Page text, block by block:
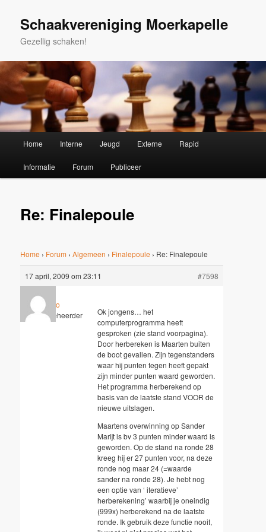
primaire
Schaakvereniging Moerkapelle
Gezellig schaken!
Home Interne Jeugd Externe Rapid
Informatie Forum Publiceer
Re: Finalepoule
Home › Forum › Algemeen › Finalepoule › Re: Finalepoule
17 april, 2009 om 23:11 #7598
Hugo
Sleutelbeheerder
Ok jongens… het
computerprogramma heeft
gesproken (zie stand voorpagina).
Door herbereken is Maarten buiten
de boot gevallen. Zijn tegenstanders
waar hij punten tegen heeft gepakt
zijn minder punten waard geworden.
Het programma herberekend op
basis van de laatste stand VOOR de
nieuwe uitslagen.
Maartens overwinning op Sander
Marijt is bv 3 punten minder waard is
geworden. Op de stand na ronde 28
kreeg hij er 27 punten voor, na deze
ronde nog maar 24 (=waarde
sander na ronde 28). Je hebt nog
een optie van ‘ iteratieve’
herberekening’ waarbij je oneindig
(999x) herberekend na de laatste
ronde. Ik gebruik deze functie nooit,